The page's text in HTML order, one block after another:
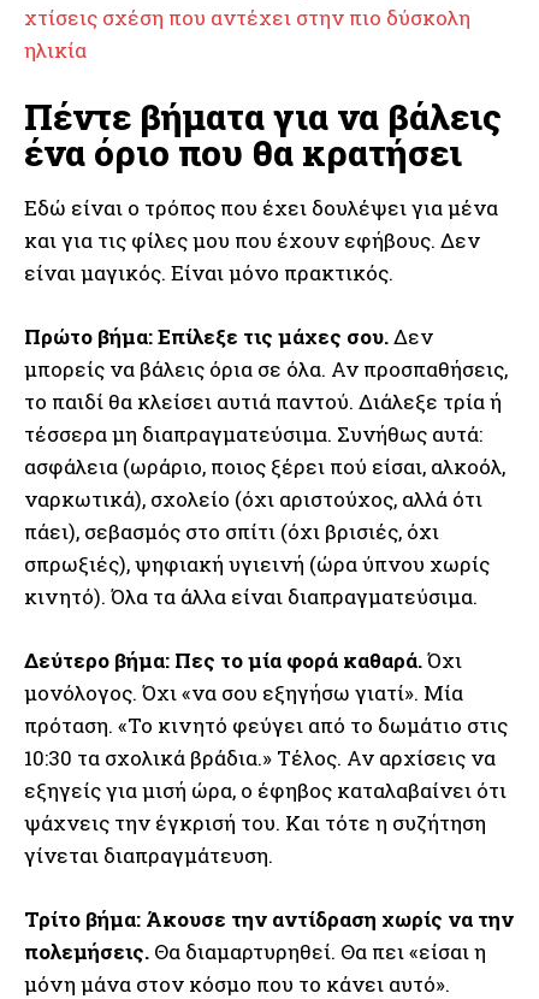
χτίσεις σχέση που αντέχει στην πιο δύσκολη
ηλικία
Πέντε βήματα για να βάλεις
ένα όριο που θα κρατήσει
Εδώ είναι ο τρόπος που έχει δουλέψει για μένα
και για τις φίλες μου που έχουν εφήβους. Δεν
είναι μαγικός. Είναι μόνο πρακτικός.
Πρώτο βήμα: Επίλεξε τις μάχες σου.Δεν
μπορείς να βάλεις όρια σε όλα. Αν προσπαθήσεις,
το παιδί θα κλείσει αυτιά παντού. Διάλεξε τρία ή
τέσσερα μη διαπραγματεύσιμα. Συνήθως αυτά:
ασφάλεια (ωράριο, ποιος ξέρει πού είσαι, αλκοόλ,
ναρκωτικά), σχολείο (όχι αριστούχος, αλλά ότι
πάει), σεβασμός στο σπίτι (όχι βρισιές, όχι
σπρωξιές), ψηφιακή υγιεινή (ώρα ύπνου χωρίς
κινητό). Όλα τα άλλα είναι διαπραγματεύσιμα.
Δεύτερο βήμα: Πες το μία φορά καθαρά.Όχι
μονόλογος. Όχι «να σου εξηγήσω γιατί». Μία
πρόταση. «Το κινητό φεύγει από το δωμάτιο στις
10:30 τα σχολικά βράδια.» Τέλος. Αν αρχίσεις να
εξηγείς για μισή ώρα, ο έφηβος καταλαβαίνει ότι
ψάχνεις την έγκρισή του. Και τότε η συζήτηση
γίνεται διαπραγμάτευση.
Τρίτο βήμα: Άκουσε την αντίδραση χωρίς να την
πολεμήσεις. Θα διαμαρτυρηθεί. Θα πει «είσαι η
μόνη μάνα στον κόσμο που το κάνει αυτό».